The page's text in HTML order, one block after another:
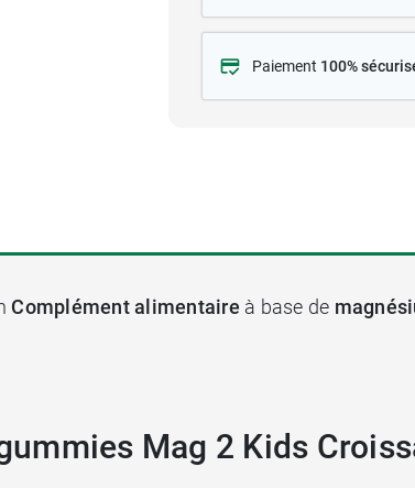
Paiement 100%
Complément alimentaire à base de
Mag 2 Kids